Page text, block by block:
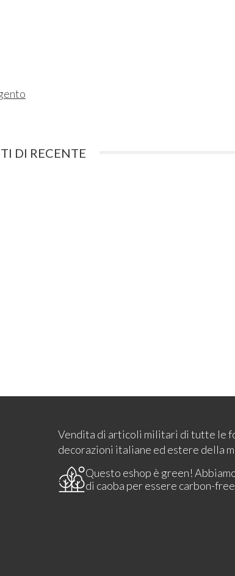
DI RECENTE
Vendita di articoli militari di tutte le
decorazioni italiane ed estere della
Questo eshop è green!
di caoba per essere carbon-